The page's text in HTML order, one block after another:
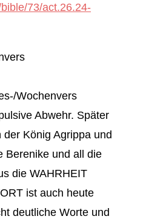
73/act.26.24-
Wochenvers
Abwehr. Später
der König Agrippa und
Berenike und all die
die WAHRHEIT
ist auch heute
deutliche Worte und